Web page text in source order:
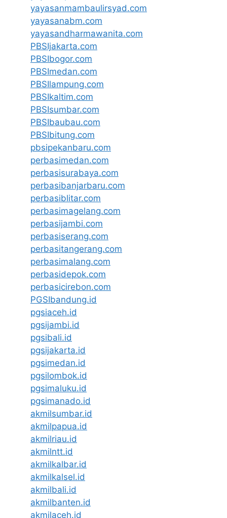
yayasanmambaulirsyad.com
yayasanabm.com
yayasandharmawanita.com
PBSIjakarta.com
PBSIbogor.com
PBSImedan.com
PBSIlampung.com
PBSIkaltim.com
PBSIsumbar.com
PBSIbaubau.com
PBSIbitung.com
pbsipekanbaru.com
perbasimedan.com
perbasisurabaya.com
perbasibanjarbaru.com
perbasiblitar.com
perbasimagelang.com
perbasijambi.com
perbasiserang.com
perbasitangerang.com
perbasimalang.com
perbasidepok.com
perbasicirebon.com
PGSIbandung.id
pgsiaceh.id
pgsijambi.id
pgsibali.id
pgsijakarta.id
pgsimedan.id
pgsilombok.id
pgsimaluku.id
pgsimanado.id
akmilsumbar.id
akmilpapua.id
akmilriau.id
akmilntt.id
akmilkalbar.id
akmilkalsel.id
akmilbali.id
akmilbanten.id
akmilaceh.id